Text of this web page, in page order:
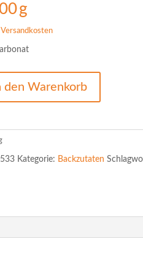
g
Versandkosten
den Warenkorb
Kategorie: Backzutaten